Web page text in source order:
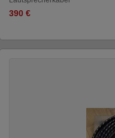
390 €